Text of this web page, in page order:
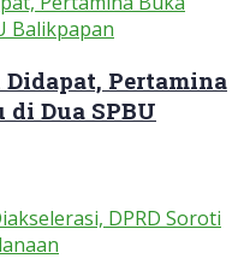
Pertamina
Dua SPBU